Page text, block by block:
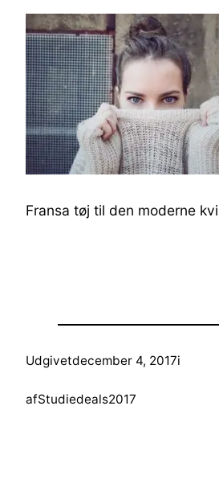
Fransa tøj til den moderne
Udgivetdecember 4, 2017i
afStudiedeals2017